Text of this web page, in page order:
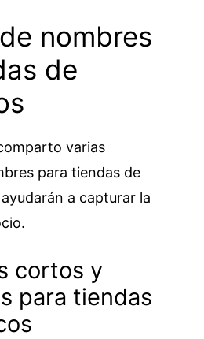
nombres
de
varias
para tiendas de
a capturar la
cortos y
para tiendas